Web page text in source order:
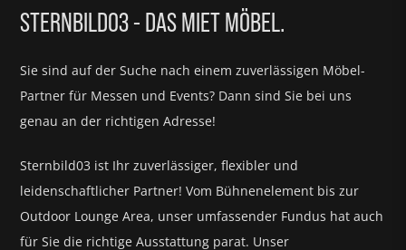
STERNBILD03 - DAS MIET MÖBEL.
Sie sind auf der Suche nach einem zuverlässigen Möbel-
Partner für Messen und Events? Dann sind Sie bei uns
genau an der richtigen Adresse!
Sternbild03 ist Ihr zuverlässiger, flexibler und
leidenschaftlicher Partner! Vom Bühnenelement bis zur
Outdoor Lounge Area, unser umfassender Fundus hat auch
für Sie die richtige Ausstattung parat. Unser